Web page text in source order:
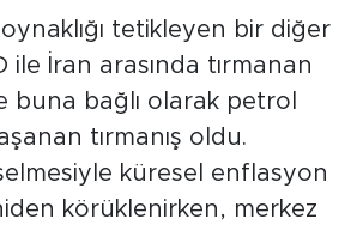
tetikleyen bir diğer
ile İran arasında tırmanan
buna bağlı olarak petrol
tırmanış oldu.
küresel enflasyon
körüklenirken, merkez